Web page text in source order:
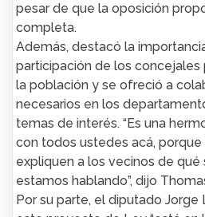
pesar de que la oposición
completa.
Además, destacó la
participación de los concejales
la población y se ofreció a
necesarios en los
temas de interés. “Es una
con todos ustedes acá, porque
expliquen a los vecinos de
estamos hablando”, dijo
Por su parte, el diputado